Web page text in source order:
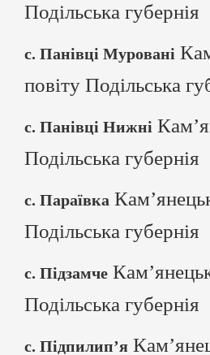
Подільська губернія
с. Панівці Муровані
повіту Подільська
с. Панівці Нижні
Подільська губернія
с. Параївка
Подільська губернія
с. Підзамче
Подільська губернія
с. Підпилип’я